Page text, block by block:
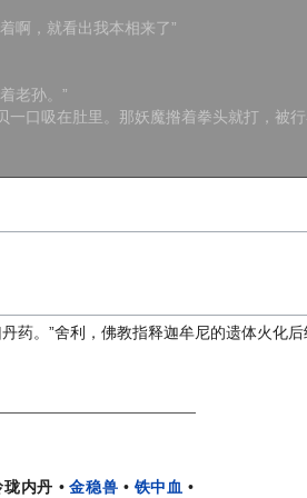
啊，就看出我本相来了”
老孙。”
口吸在肚里。那妖魔揝着拳头就打，被
药。”舍利，佛教指释迦牟尼的遗体火化
珑内丹 •金稳兽 • 铁中血 •